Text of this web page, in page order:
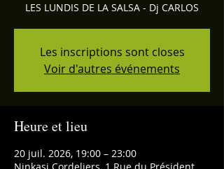
LES LUNDIS DE LA SALSA - Dj CARLOS
Les inscriptions sont closes
Voir d'autres événements
Heure et lieu
20 juil. 2026, 19:00 – 23:00